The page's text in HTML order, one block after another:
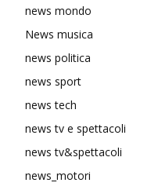
news mondo
News musica
news politica
news sport
news tech
news tv e spettacoli
news tv&spettacoli
news_motori